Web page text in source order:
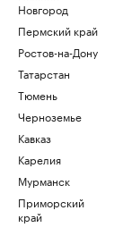
Новгород
Пермский край
Ростов-на-Дону
Татарстан
Тюмень
Черноземье
Кавказ
Карелия
Мурманск
Приморский
край